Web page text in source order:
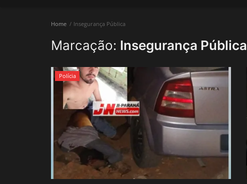
Home Insegurança Pública
Marcação: Insegurança Pública
Polícia